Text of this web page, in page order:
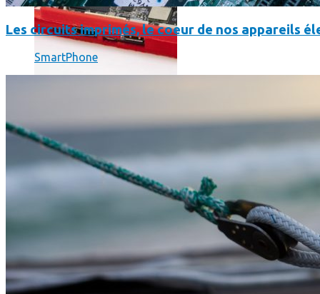
Science
Science
La science-fiction, c’est du passé, la bioimpression de peau
Les circuits imprimés, le coeur de nos appareils
SmartPhone